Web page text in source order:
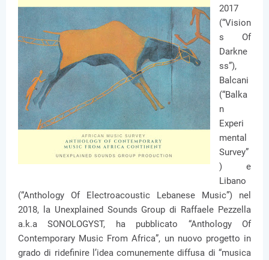
2017
(“Vision
s Of
Darkne
ss”),
Balcani
(“Balka
n
Experi
mental
Survey”
) e
Libano
(“Anthology Of Electroacoustic Lebanese Music”) nel
2018, la Unexplained Sounds Group di Raffaele Pezzella
a.k.a SONOLOGYST, ha pubblicato “Anthology Of
Contemporary Music From Africa”, un nuovo progetto in
grado di ridefinire l’idea comunemente diffusa di “musica